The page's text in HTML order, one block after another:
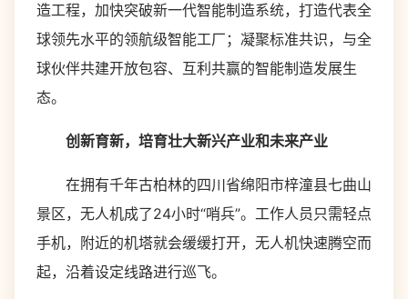
造工程，加快突破新一代智能制造系统，打造代表全
球领先水平的领航级智能工厂；凝聚标准共识，与全
球伙伴共建开放包容、互利共赢的智能制造发展生
态。
创新育新，培育壮大新兴产业和未来产业
在拥有千年古柏林的四川省绵阳市梓潼县七曲山
景区，无人机成了24小时“哨兵”。工作人员只需轻点
手机，附近的机塔就会缓缓打开，无人机快速腾空而
起，沿着设定线路进行巡飞。